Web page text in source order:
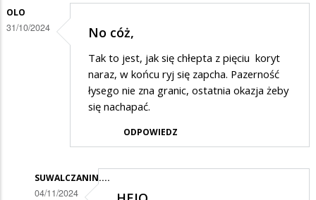
OLO
31/10/2024 No cóż,
Tak to jest, jak się chłepta z pięciu koryt
naraz, w końcu ryj się zapcha. Pazerność
łysego nie zna granic, ostatnia okazja żeby
się nachapać.
ODPOWIEDZ
SUWALCZANIN....
04/11/2024